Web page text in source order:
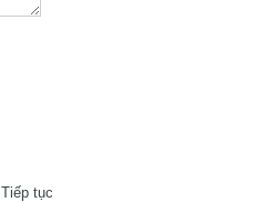
Tiếp tục